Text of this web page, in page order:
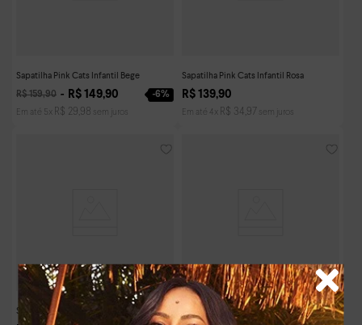
Sapatilha Pink Cats Infantil Bege
R$159,90 R$ 149,90 -6%
Em até 5 x R$ 29,98 sem juros
Sapatilha Pink Cats Infantil Rosa
R$ 139,90
Em até x R$ 34 ,97 sem juros
Sapatilha Pink Cats Infantil Bege